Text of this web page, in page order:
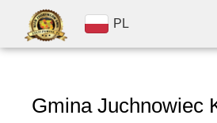
PL
Gmina Juchnowiec